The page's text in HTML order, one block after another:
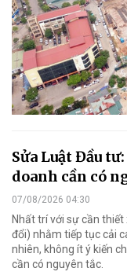
Sửa Luật Đầu
doanh cần có
07/08/2026 04:30
Nhất trí với sự cần
đổi) nhằm tiếp tục cải
nhiên, không ít ý kiến
cần có nguyên tắc.